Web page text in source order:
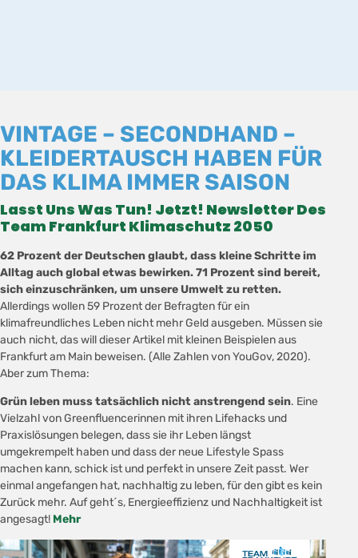
VINTAGE – SECONDHAND –
KLEIDERTAUSCH HABEN FÜR
DAS KLIMA IMMER SAISON
Lasst Uns Was Tun! Jetzt! NewsletterDes
Team Frankfurt Klimaschutz 2050
62 Prozent der Deutschen glaubt, dass kleine Schritte im
Alltag auch global etwas bewirken. 71 Prozent sind bereit,
sich einzuschränken, um unsere Umwelt zu retten.
Allerdings wollen 59 Prozent der Befragten für ein
klimafreundliches Leben nicht mehr Geld ausgeben. Müssen sie
auch nicht, das will dieser Artikel mit kleinen Beispielen aus
Frankfurt am Main beweisen. (Alle Zahlen von YouGov, 2020).
Aber zum Thema:
Grün leben muss tatsächlich nicht anstrengend sein. Eine
Vielzahl von Greenfluencerinnen mit ihren Lifehacks und
Praxislösungen belegen, dass sie ihr Leben längst
umgekrempelt haben und dass der neue Lifestyle Spass
machen kann, schick ist und perfekt in unsere Zeit passt. Wer
einmal angefangen hat, nachhaltig zu leben, für den gibt es kein
Zurück mehr. Auf geht´s, Energieeffizienz und Nachhaltigkeit ist
angesagt! Mehr